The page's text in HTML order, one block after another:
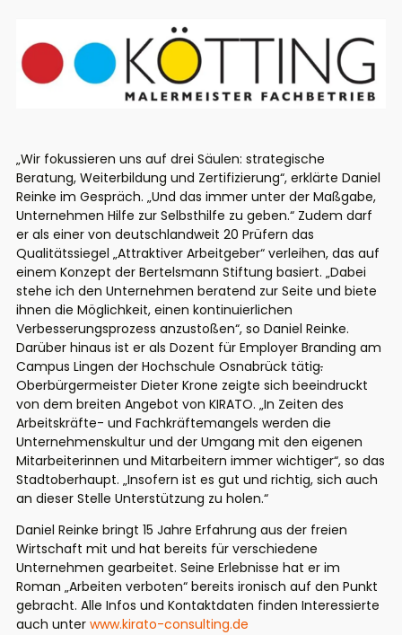
„Wir fokussieren uns auf drei Säulen: strategische
Beratung, Weiterbildung und Zertifizierung“, erklärte Daniel
Reinke im Gespräch. „Und das immer unter der Maßgabe,
Unternehmen Hilfe zur Selbsthilfe zu geben.“ Zudem darf
er als einer von deutschlandweit 20 Prüfern das
Qualitätssiegel „Attraktiver Arbeitgeber“ verleihen, das auf
einem Konzept der Bertelsmann Stiftung basiert. „Dabei
stehe ich den Unternehmen beratend zur Seite und biete
ihnen die Möglichkeit, einen kontinuierlichen
Verbesserungsprozess anzustoßen“, so Daniel Reinke.
Darüber hinaus ist er als Dozent für Employer Branding am
Campus Lingen der Hochschule Osnabrück tätig.
Oberbürgermeister Dieter Krone zeigte sich beeindruckt
von dem breiten Angebot von KIRATO. „In Zeiten des
Arbeitskräfte- und Fachkräftemangels werden die
Unternehmenskultur und der Umgang mit den eigenen
Mitarbeiterinnen und Mitarbeitern immer wichtiger“, so das
Stadtoberhaupt. „Insofern ist es gut und richtig, sich auch
an dieser Stelle Unterstützung zu holen.“
Daniel Reinke bringt 15 Jahre Erfahrung aus der freien
Wirtschaft mit und hat bereits für verschiedene
Unternehmen gearbeitet. Seine Erlebnisse hat er im
Roman „Arbeiten verboten“ bereits ironisch auf den Punkt
gebracht. Alle Infos und Kontaktdaten finden Interessierte
auch unter www.kirato-consulting.de